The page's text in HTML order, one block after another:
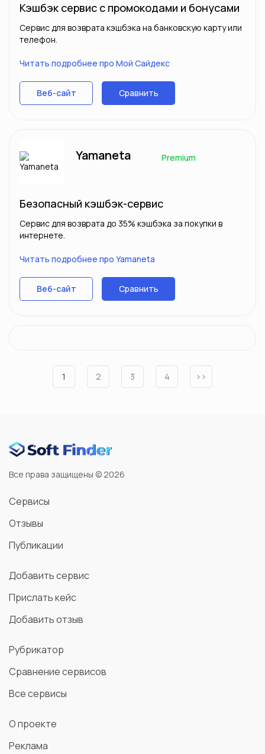
Кэшбэк сервис с промокодами и бонусами
Сервис для возврата кэшбэка на банковскую карту или
телефон.
Читать подробнее про Мой Сайдекс
Веб-сайт Сравнить
Yamaneta Premium
Безопасный кэшбэк-сервис
Сервис для возврата до 35% кэшбэка за покупки в
интернете.
Читать подробнее про Yamaneta
Веб-сайт Сравнить
1 2 3 4 ››
Все права защищены © 2026
Сервисы
Отзывы
Публикации
Добавить сервис
Прислать кейс
Добавить отзыв
Рубрикатор
Сравнение сервисов
Все сервисы
О проекте
Реклама